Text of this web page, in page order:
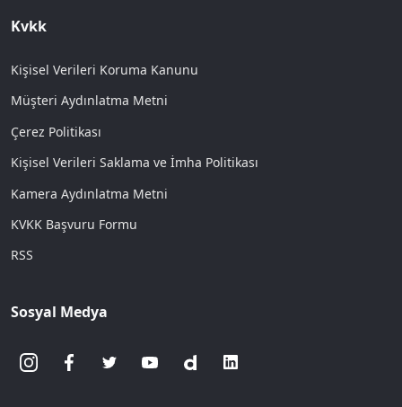
Kvkk
Kişisel Verileri Koruma Kanunu
Müşteri Aydınlatma Metni
Çerez Politikası
Kişisel Verileri Saklama ve İmha Politikası
Kamera Aydınlatma Metni
KVKK Başvuru Formu
RSS
Sosyal Medya